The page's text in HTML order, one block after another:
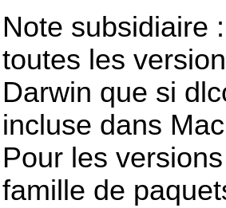
Note subsidiaire
toutes les
Darwin que si
incluse dans
Pour les
famille de